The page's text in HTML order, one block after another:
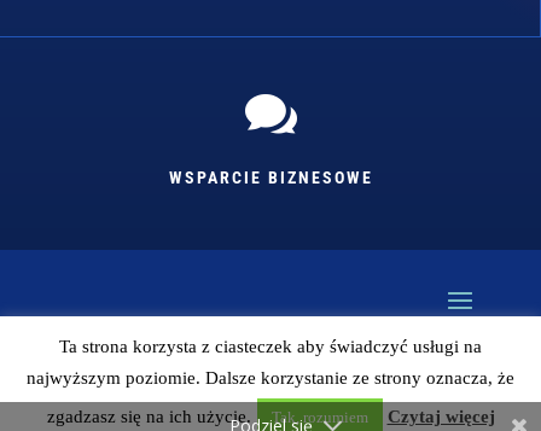

WSPARCIE BIZNESOWE
Kopiowanie bez zgody autora zabronione (więc
zapytaj jak coś). Design: Mariusz Szafrański
Ta strona korzysta z ciasteczek aby świadczyć usługi na
najwyższym poziomie. Dalsze korzystanie ze strony oznacza, że
zgadzasz się na ich użycie.
Tak, rozumiem Czytaj więcej
Podziel się